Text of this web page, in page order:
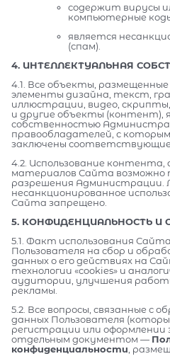
содержит вирусы
компьютерные
является
(спам).
4. ИНТЕЛЛЕКТУАЛЬНАЯ
4.1. Все объекты,
элементы дизайна, текст,
иллюстрации, видео,
и другие объекты (контент),
собственностью
правообладателей, с
заключены соответствующие
4.2. Использование
материалов Сайта возможно
разрешения Администрации.
несанкционированное
Сайта запрещено.
5. КОНФИДЕНЦИАЛЬНОСТЬ И
5.1. Факт использования
Пользователя на сбор и
данных о его действиях на
технологии «cookies» и
аудитории, улучшения
рекламы.
5.2. Все вопросы, связанные с
данных Пользователя
регистрации или оформлении
отдельным документом —
конфиденциальности ,